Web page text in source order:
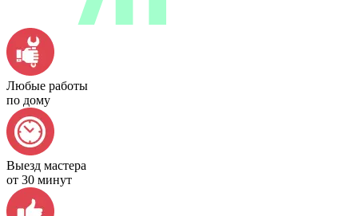
Любые работы
по дому
Выезд мастера
от 30 минут